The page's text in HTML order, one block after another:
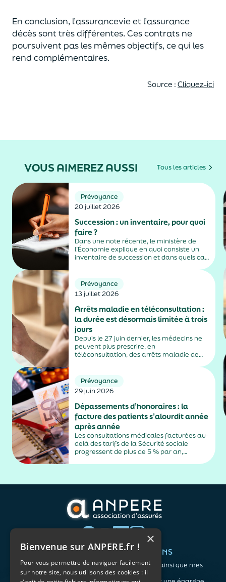
En conclusion, l’assurancevie et l’assurance
décès sont très différentes. Ces contrats ne
poursuivent pas les mêmes objectifs, ce qui les
rend complémentaires.
Source : Cliquez-ici
VOUS AIMEREZ AUSSI Tous les articles
Prévoyance
20 juillet 2026
Succession : un inventaire, pour quoi
faire ?
Dans une note récente, le ministère de
l’Économie explique en quoi consiste un
inventaire de succession et dans quels cas
Prévoyance
13 juillet 2026
Arrêts maladie en téléconsultation :
la durée est désormais limitée à trois
jours
Depuis le 27 juin dernier, les médecins ne
peuvent plus prescrire, en
téléconsultation, des arrêts maladie de
sociales et fiscales, s'inscrit dans un
durcissement plus...
Prévoyance
29 juin 2026
Dépassements d’honoraires : la
facture des patients s’alourdit année
après année
Les consultations médicales facturées au-
delà des tarifs de la Sécurité sociale
progressent de plus de 5 % par an,
alimentés par la montée en puissance des
QUI SOMMES-NOUS ?
L'association
Notre organisation
VOS BESOINS
Me protéger ainsi que mes
proches
×
Bienvenue sur ANPERE.fr !
Pour vous permettre de naviguer facilement
sur notre site, nous utilisons des cookies : il